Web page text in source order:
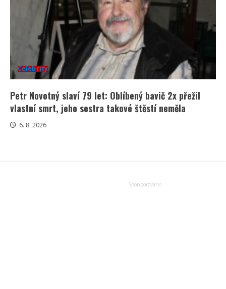
Celebrity
Petr Novotný slaví 79 let: Oblíbený bavič 2x přežil
vlastní smrt, jeho sestra takové štěstí neměla
6. 8. 2026